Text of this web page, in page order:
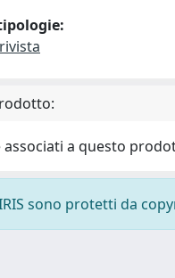
associati a questo
sono protetti da